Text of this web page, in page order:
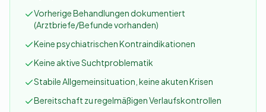
Vorherige Behandlungen dokumentiert
(Arztbriefe/Befunde vorhanden)
Keine psychiatrischen Kontraindikationen
Keine aktive Suchtproblematik
Stabile Allgemeinsituation, keine akuten Krisen
Bereitschaft zu regelmäßigen Verlaufskontrollen